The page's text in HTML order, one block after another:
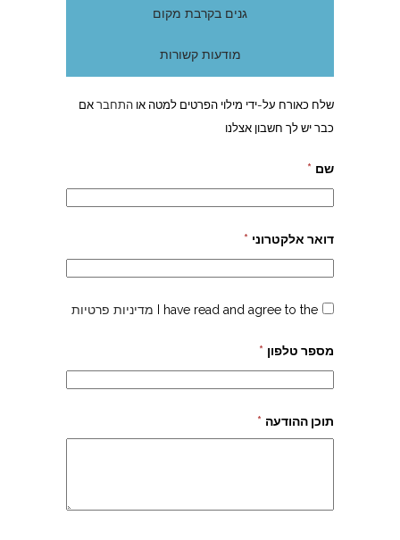
גנים בקרבת מקום
מודעות קשורות
שלח כאורח על-ידי מילוי הפרטים למטה או התחבראם
כבר יש לך חשבון אצלנו
שם *
דואר אלקטרוני *
I have read and agree to the מדיניות פרטיות
מספר טלפון *
תוכן ההודעה *